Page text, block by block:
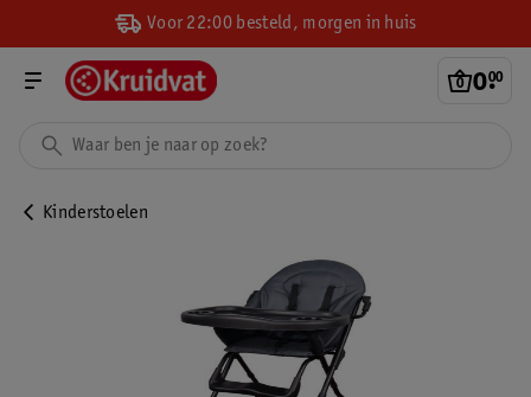
Voor 22:00 besteld, morgen in huis
0.
00
Kinderstoelen